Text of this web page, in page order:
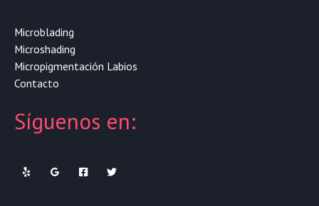
Microblading
Microshading
Micropigmentación Labios
Contacto
Síguenos en: